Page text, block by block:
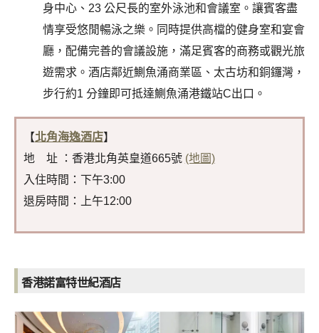
身中心、23 公尺長的室外泳池和會議室。讓賓客盡
情享受悠閒暢泳之樂。同時提供高檔的健身室和宴會
廳，配備完善的會議設施，滿足賓客的商務或觀光旅
遊需求。酒店鄰近鰂魚涌商業區、太古坊和銅鑼灣，
步行約1 分鐘即可抵達鰂魚涌港鐵站C出口。
【北角海逸酒店】
地 址 ：香港北角英皇道665號 (地圖)
入住時間：下午3:00
退房時間：上午12:00
香港諾富特世紀酒店